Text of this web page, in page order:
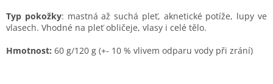
Typ pokožky: mastná až suchá pleť, aknetické potíže, lupy ve
vlasech. Vhodné na pleť obličeje, vlasy i celé tělo.
Hmotnost: 60 g/120 g (+- 10 % vlivem odparu vody při zrání)